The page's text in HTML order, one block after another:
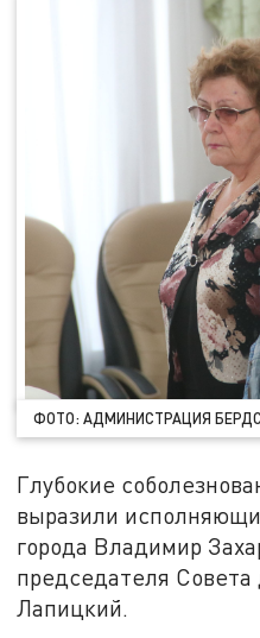
ФОТО: АДМИНИСТРАЦИЯ
Глубокие
выразили
города Владимир
председателя
Лапицкий.